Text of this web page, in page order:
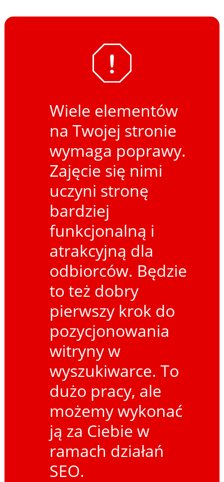
Wiele elementów
na Twojej stronie
wymaga poprawy.
Zajęcie się nimi
uczyni stronę
bardziej
funkcjonalną i
atrakcyjną dla
odbiorców. Będzie
to też dobry
pierwszy krok do
pozycjonowania
witryny w
wyszukiwarce. To
dużo pracy, ale
możemy wykonać
ją za Ciebie w
ramach działań
SEO.